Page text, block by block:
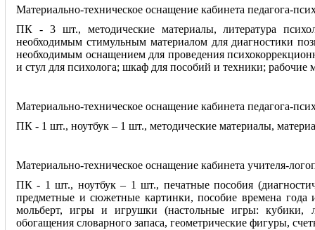
Материально-техническое оснащение кабинета педагога-
ПК - 3 шт., методические материалы, литература
необходимым стимульным материалом для диагностики
необходимым оснащением для проведения
и стул для психолога; шкаф для пособий и техники; рабочие
Материально-техническое оснащение кабинета педагога-
ПК - 1 шт., ноутбук – 1 шт., методические материалы,
Материально-техническое оснащение кабинета учителя-
ПК - 1 шт., ноутбук – 1 шт., печатные пособия
предметные и сюжетные картинки, пособие времена года
мольберт, игры и игрушки (настольные игры: кубики,
обогащения словарного запаса, геометрические фигуры,